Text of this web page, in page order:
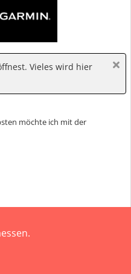
Vieles wird hier
möchte ich mit der